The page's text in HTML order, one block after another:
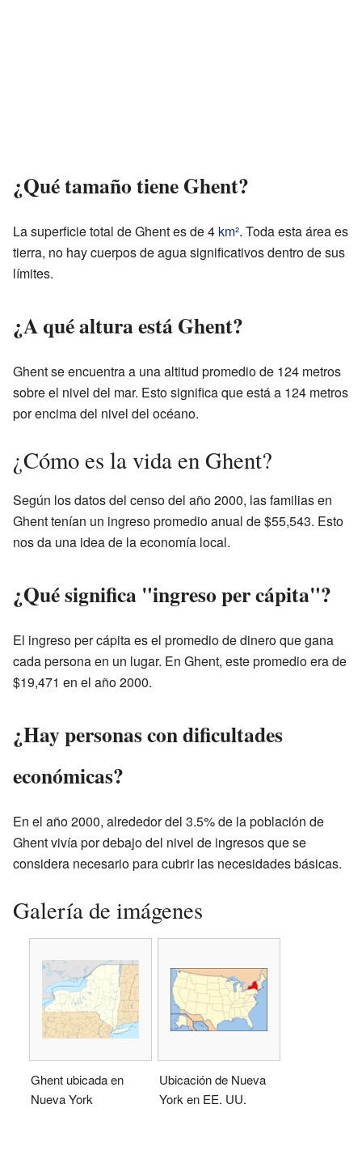
¿Qué tamaño tiene Ghent?
La superficie total de Ghent es de 4 km². Toda esta área es
tierra, no hay cuerpos de agua significativos dentro de sus
límites.
¿A qué altura está Ghent?
Ghent se encuentra a una altitud promedio de 124 metros
sobre el nivel del mar. Esto significa que está a 124 metros
por encima del nivel del océano.
¿Cómo es la vida en Ghent?
Según los datos del censo del año 2000, las familias en
Ghent tenían un ingreso promedio anual de $55,543. Esto
nos da una idea de la economía local.
¿Qué significa "ingreso per cápita"?
El ingreso per cápita es el promedio de dinero que gana
cada persona en un lugar. En Ghent, este promedio era de
$19,471 en el año 2000.
¿Hay personas con dificultades
económicas?
En el año 2000, alrededor del 3.5% de la población de
Ghent vivía por debajo del nivel de ingresos que se
considera necesario para cubrir las necesidades básicas.
Galería de imágenes
Ghent ubicada en
Nueva York
Ubicación de Nueva
York en EE. UU.